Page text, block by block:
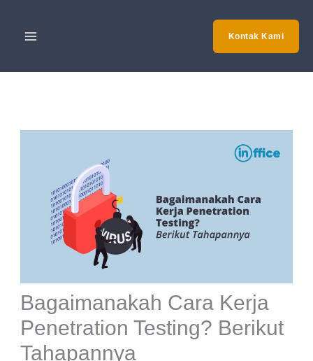
Kontak Kami
Bagaimanakah Cara Kerja
Penetration Testing? Berikut
Tahapannya